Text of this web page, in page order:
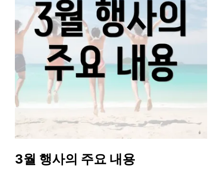
3월 행사의 주요 내용